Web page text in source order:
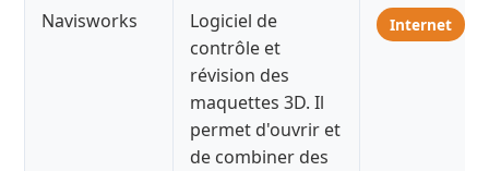
Navisworks
Logiciel de
contrôle et
révision des
maquettes 3D. Il
permet d'ouvrir et
de combiner des
Internet